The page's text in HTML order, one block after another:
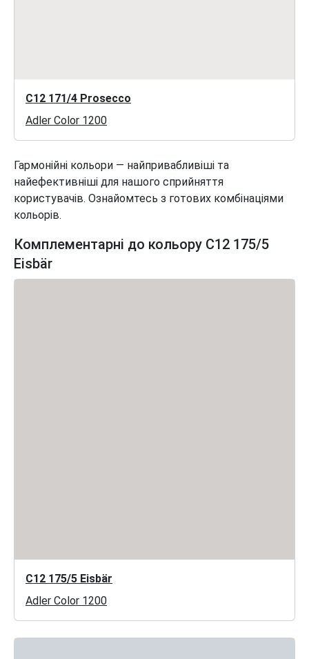
C12 171/4 Prosecco
Adler Color 1200
Гармонійні кольори — найпривабливіші та
найефективніші для нашого сприйняття
користувачів. Ознайомтесь з готових комбінаціями
кольорів.
Комплементарні до кольору C12 175/5
Eisbär
C12 175/5 Eisbär
Adler Color 1200